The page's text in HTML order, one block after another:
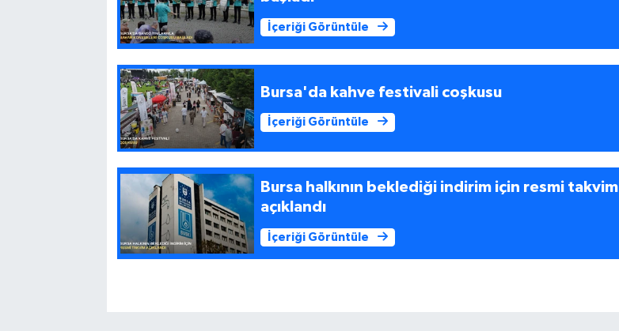
İçeriği Görüntüle
Bursa'da kahve festivali coşkusu
İçeriği Görüntüle
Bursa halkının beklediği indirim için resmi takvim
açıklandı
İçeriği Görüntüle